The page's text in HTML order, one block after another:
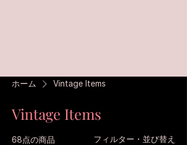
ホーム Vintage Items
Vintage Items
68点の商品 フィルター・並び替え